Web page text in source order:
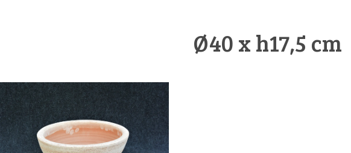
Ø40 x h17,5 cm